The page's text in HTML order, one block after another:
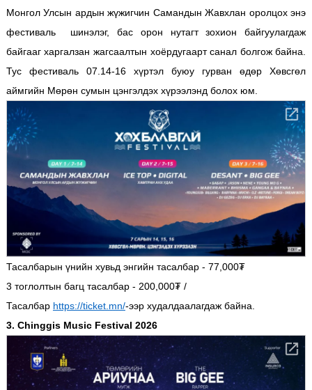
Монгол Улсын ардын жүжигчин Самандын Жавхлан оролцох энэ
фестиваль шинэлэг, бас орон нутагт зохион байгуулагдаж
байгааг харгалзан жагсаалтын хоёрдугаарт санал болгож байна.
Тус фестиваль 07.14-16 хүртэл буюу гурван өдөр Хөвсгөл
аймгийн Мөрөн сумын цэнгэлдэх хүрээлэнд болох юм.
Тасалбарын үнийн хувьд энгийн тасалбар - 77,000₮
3 тоглолтын багц тасалбар - 200,000₮ /
Тасалбар https://ticket.mn/-ээр худалдаалагдаж байна.
3. Chinggis Music Festival 2026